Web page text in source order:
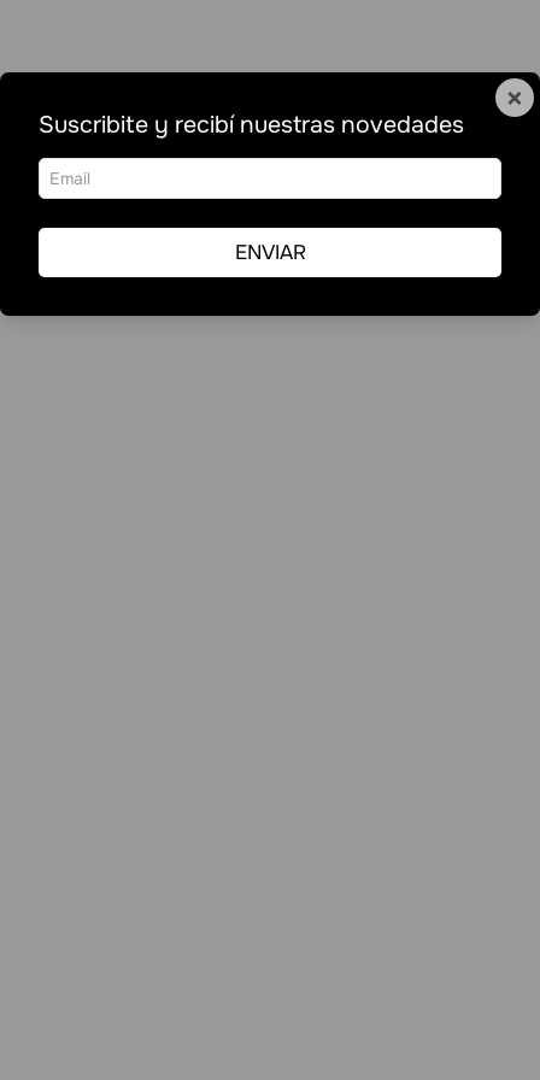
×
Suscribite y recibí nuestras novedades
ENVIAR